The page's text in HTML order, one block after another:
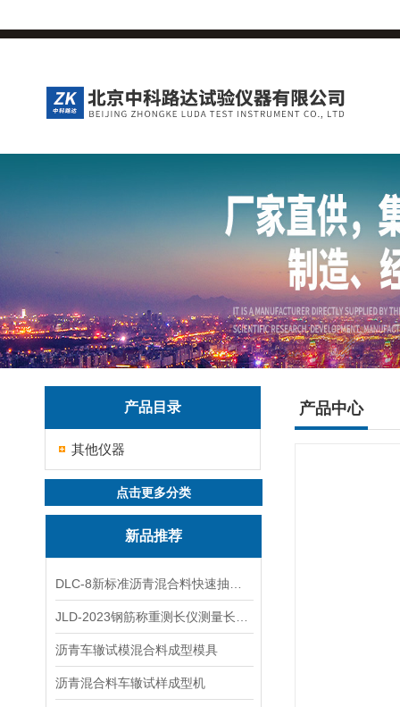
产品目录
其他仪器
点击更多分类
新品推荐
沥青车辙试模混合料成型模具
沥青混合料车辙试样成型机
产品中心